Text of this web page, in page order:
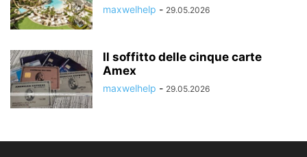
maxwelhelp - 29.05.2026
Il soffitto delle cinque carte
Amex
maxwelhelp - 29.05.2026